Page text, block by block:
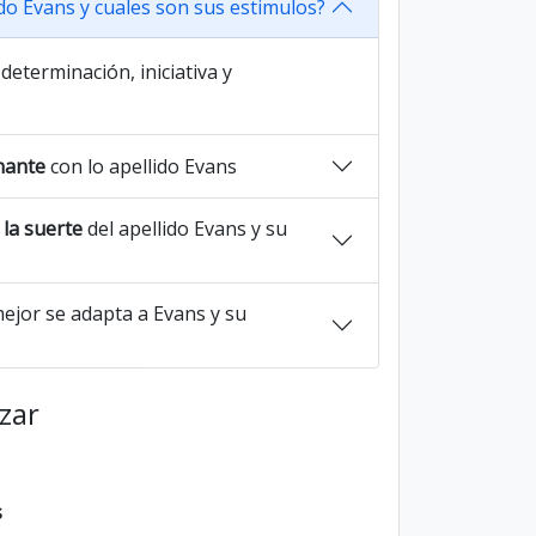
Evans y cuales son sus estimulos?
iniciativa y
con lo apellido Evans
suertedel apellido Evans y su
se adapta a Evans y su